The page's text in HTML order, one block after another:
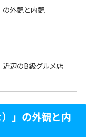
の外観と内観
近辺のB級グルメ店
）」の外観と内